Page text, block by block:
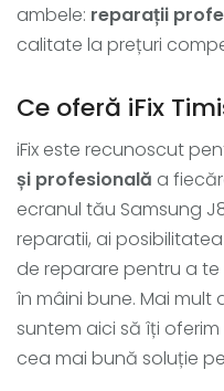
ambele: reparații
calitate la prețuri
Ce oferă iFix
iFix este recunoscut
și profesională a
ecranul tău Samsung
reparatii, ai
de reparare pentru a
în mâini bune. Mai mult
suntem aici să îți oferim
cea mai bună soluție